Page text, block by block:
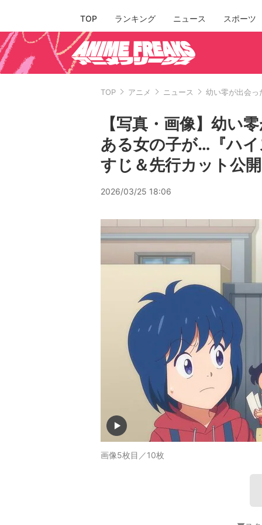
TOP ランキング ニュース スポーツ
TOP アニメ ニュース 幼い零が出会っ
【写真・画像】幼い
ある女の子が…『ハ
すじ＆先行カット公
2026/03/25 18:06
画像5枚目／10枚